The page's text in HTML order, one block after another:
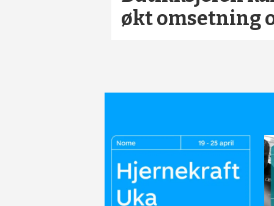
økt omsetning